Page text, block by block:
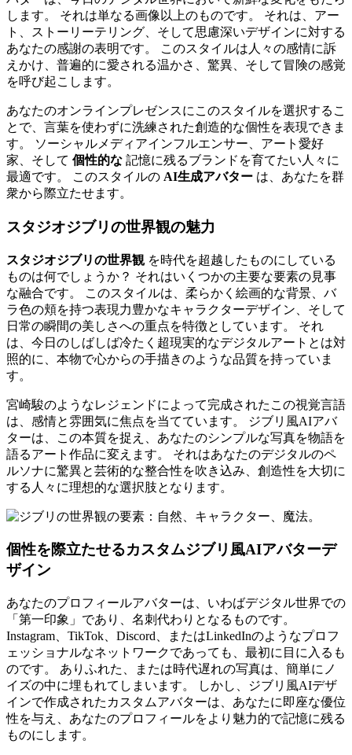
します。 それは単なる画像以上のものです。 それは、アー
ト、ストーリーテリング、そして思慮深いデザインに対する
あなたの感謝の表明です。 このスタイルは人々の感情に訴
えかけ、普遍的に愛される温かさ、驚異、そして冒険の感覚
を呼び起こします。
あなたのオンラインプレゼンスにこのスタイルを選択するこ
とで、言葉を使わずに洗練された創造的な個性を表現できま
す。 ソーシャルメディアインフルエンサー、アート愛好
家、そして 個性的な 記憶に残るブランドを育てたい人々に
最適です。 このスタイルの AI生成アバター は、あなたを群
衆から際立たせます。
スタジオジブリの世界観の魅力
スタジオジブリの世界観を時代を超越したものにしている
ものは何でしょうか？ それはいくつかの主要な要素の見事
な融合です。 このスタイルは、柔らかく絵画的な背景、バ
ラ色の頬を持つ表現力豊かなキャラクターデザイン、そして
日常の瞬間の美しさへの重点を特徴としています。 それ
は、今日のしばしば冷たく超現実的なデジタルアートとは対
照的に、本物で心からの手描きのような品質を持っていま
す。
宮崎駿のようなレジェンドによって完成されたこの視覚言語
は、感情と雰囲気に焦点を当てています。 ジブリ風AIアバ
ターは、この本質を捉え、あなたのシンプルな写真を物語を
語るアート作品に変えます。 それはあなたのデジタルのペ
ルソナに驚異と芸術的な整合性を吹き込み、創造性を大切に
する人々に理想的な選択肢となります。
個性を際立たせるカスタムジブリ風AIアバターデ
ザイン
あなたのプロフィールアバターは、いわばデジタル世界での
「第一印象」であり、名刺代わりとなるものです。
Instagram、TikTok、Discord、またはLinkedInのようなプロフ
ェッショナルなネットワークであっても、最初に目に入るも
のです。 ありふれた、または時代遅れの写真は、簡単にノ
イズの中に埋もれてしまいます。 しかし、ジブリ風AIデザ
インで作成されたカスタムアバターは、あなたに即座な優位
性を与え、あなたのプロフィールをより魅力的で記憶に残る
ものにします。